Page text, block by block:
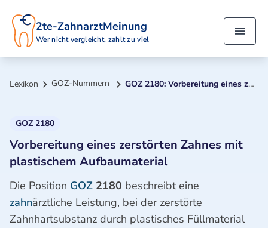
2te-ZahnarztMeinung
Wer nicht vergleicht, zahlt zu viel
Lexikon GOZ-Nummern GOZ 2180: Vorbereitung eines zerstörten Zahnes mit plastischem Aufbaumaterial
GOZ 2180
Vorbereitung eines zerstörten Zahnes mit
plastischem Aufbaumaterial
Die Position GOZ 2180 beschreibt eine
zahnärztliche Leistung, bei der zerstörte
Zahnhartsubstanz durch plastisches Füllmaterial